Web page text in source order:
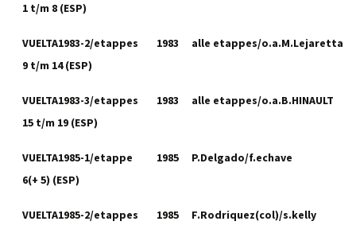
1 t/m 8 (ESP)
VUELTA1983-2/etappes
9 t/m 14 (ESP)
1983 alle etappes/o.a.M.Lejaretta
VUELTA1983-3/etappes
15 t/m 19 (ESP)
1983 alle etappes/o.a.B.HINAULT
VUELTA1985-1/etappe
6(+ 5) (ESP)
1985 P.Delgado/f.echave
VUELTA1985-2/etappes
1985 F.Rodriquez(col)/s.kelly